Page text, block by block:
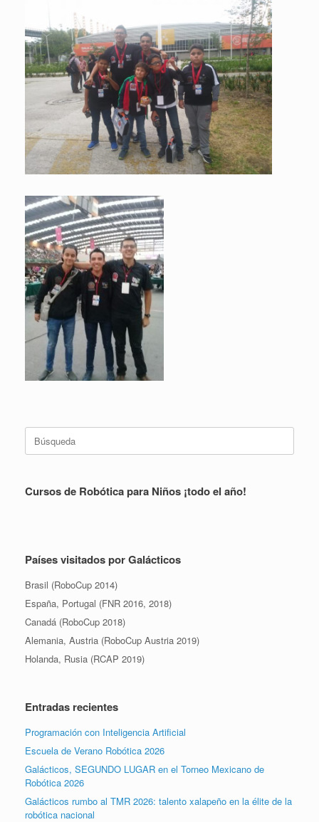
Buscar:
Cursos de Robótica para Niños ¡todo el año!
Países visitados por Galácticos
Brasil (RoboCup 2014)
España, Portugal (FNR 2016, 2018)
Canadá (RoboCup 2018)
Alemania, Austria (RoboCup Austria 2019)
Holanda, Rusia (RCAP 2019)
Entradas recientes
Programación con Inteligencia Artificial
Escuela de Verano Robótica 2026
Galácticos, SEGUNDO LUGAR en el Torneo Mexicano de
Robótica 2026
Galácticos rumbo al TMR 2026: talento xalapeño en la élite de la
robótica nacional